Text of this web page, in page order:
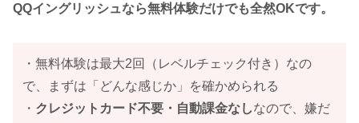
QQイングリッシュなら無料体験だけでも全然OKです。
・無料体験は最大2回（レベルチェック付き）なの
で、まずは「どんな感じか」を確かめられる
・ クレジットカード不要・自動課金なしなので、嫌だ